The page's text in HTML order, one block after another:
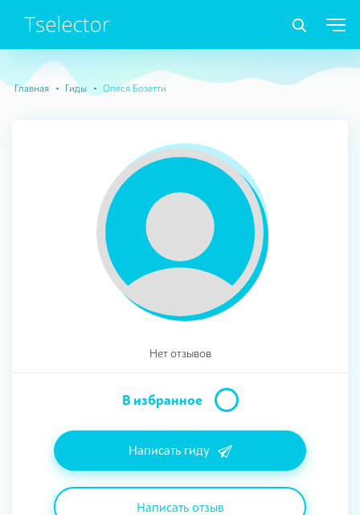
Главная Гиды Олеся Бозетти
Нет отзывов
В избранное
Написать гиду
Написать отзыв